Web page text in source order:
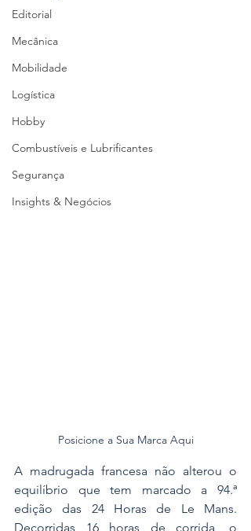
Editorial
Mecânica
Mobilidade
Logística
Hobby
Combustíveis e Lubrificantes
Segurança
Insights & Negócios
Posicione a Sua Marca Aqui
A madrugada francesa não alterou o
equilíbrio que tem marcado a 94.ª
edição das 24 Horas de Le Mans.
Decorridas 16 horas de corrida, o